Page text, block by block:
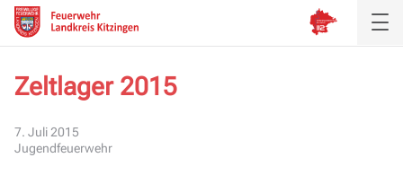
Zeltlager 2015
7. Juli 2015
Jugendfeuerwehr